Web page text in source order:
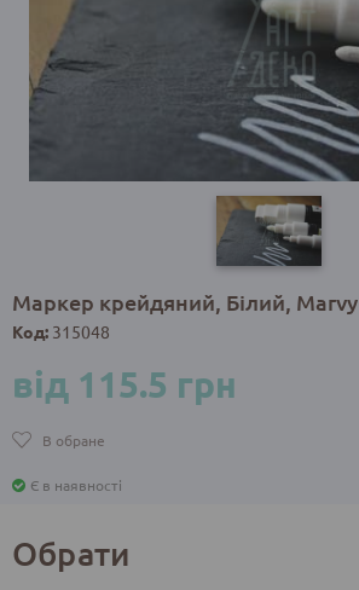
Маркер крейдяний, Білий, Marvy
Код: 315048
від 115.5 грн
В обране
Є в наявності
Обрати